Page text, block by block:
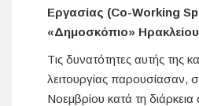
Εργασίας (Co-Working
«Δημοσκόπιο» Ηρακλείου
Tις δυνατότητες αυτής της
λειτουργίας παρουσίασαν,
Νοεμβρίου κατά τη